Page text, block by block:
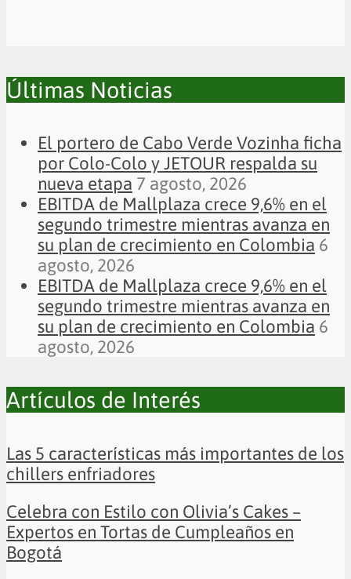
Últimas Noticias
El portero de Cabo Verde Vozinha ficha
por Colo-Colo y JETOUR respalda su
nueva etapa 7 agosto, 2026
EBITDA de Mallplaza crece 9,6% en el
segundo trimestre mientras avanza en
su plan de crecimiento en Colombia 6
agosto, 2026
EBITDA de Mallplaza crece 9,6% en el
segundo trimestre mientras avanza en
su plan de crecimiento en Colombia 6
agosto, 2026
Artículos de Interés
Las 5 características más importantes de los
chillers enfriadores
Celebra con Estilo con Olivia’s Cakes –
Expertos en Tortas de Cumpleaños en
Bogotá